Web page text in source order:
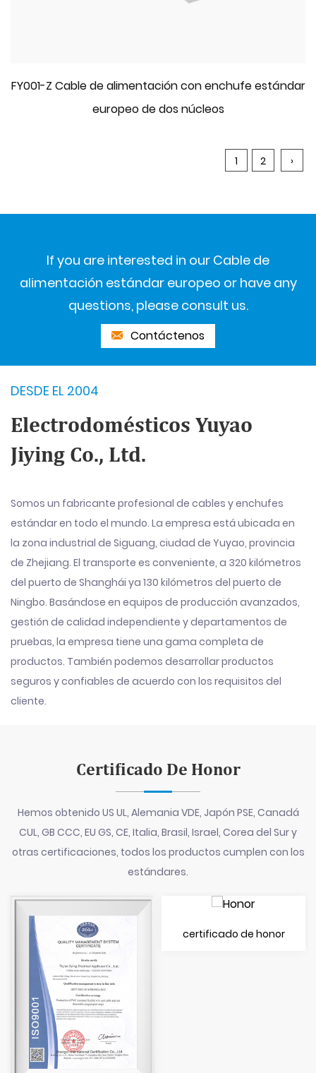
FY001-Z Cable de alimentación con enchufe estándar
europeo de dos núcleos
1 2 ›
If you are interested in our Cable de
alimentación estándar europeo or have any
questions, please consult us.
Contáctenos
DESDE EL 2004
Electrodomésticos Yuyao
Jiying Co., Ltd.
Somos un fabricante profesional de cables y enchufes
estándar en todo el mundo. La empresa está ubicada en
la zona industrial de Siguang, ciudad de Yuyao, provincia
de Zhejiang. El transporte es conveniente, a 320 kilómetros
del puerto de Shanghái ya 130 kilómetros del puerto de
Ningbo. Basándose en equipos de producción avanzados,
gestión de calidad independiente y departamentos de
pruebas, la empresa tiene una gama completa de
productos. También podemos desarrollar productos
seguros y confiables de acuerdo con los requisitos del
cliente.
Certificado De Honor
Hemos obtenido US UL, Alemania VDE, Japón PSE, Canadá
CUL, GB CCC, EU GS, CE, Italia, Brasil, Israel, Corea del Sur y
otras certificaciones, todos los productos cumplen con los
estándares.
certificado de honor